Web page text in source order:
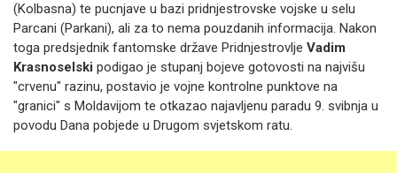
(Kolbasna) te pucnjave u bazi pridnjestrovske vojske u selu
Parcani (Parkani), ali za to nema pouzdanih informacija. Nakon
toga predsjednik fantomske države Pridnjestrovlje Vadim
Krasnoselski podigao je stupanj bojeve gotovosti na najvišu
"crvenu" razinu, postavio je vojne kontrolne punktove na
"granici" s Moldavijom te otkazao najavljenu paradu 9. svibnja u
povodu Dana pobjede u Drugom svjetskom ratu.